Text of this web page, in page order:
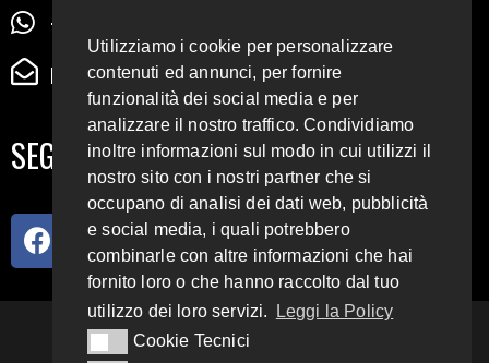
+39 345 72 72 88 5
radiodigiesse@gmail.com
SEGUICI SUI SOCIAL
Utilizziamo i cookie per personalizzare
contenuti ed annunci, per fornire
funzionalità dei social media e per
analizzare il nostro traffico. Condividiamo
inoltre informazioni sul modo in cui utilizzi il
nostro sito con i nostri partner che si
occupano di analisi dei dati web, pubblicità
e social media, i quali potrebbero
combinarle con altre informazioni che hai
fornito loro o che hanno raccolto dal tuo
utilizzo dei loro servizi.
Leggi la Policy
Cookie Tecnici
Cookie Tecnici